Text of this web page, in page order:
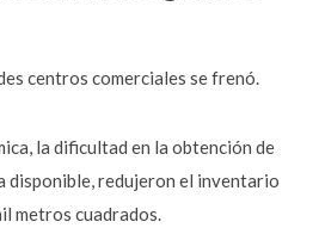
centros comerciales se frenó.
la dificultad en la obtención de
disponible, redujeron el inventario
metros cuadrados.